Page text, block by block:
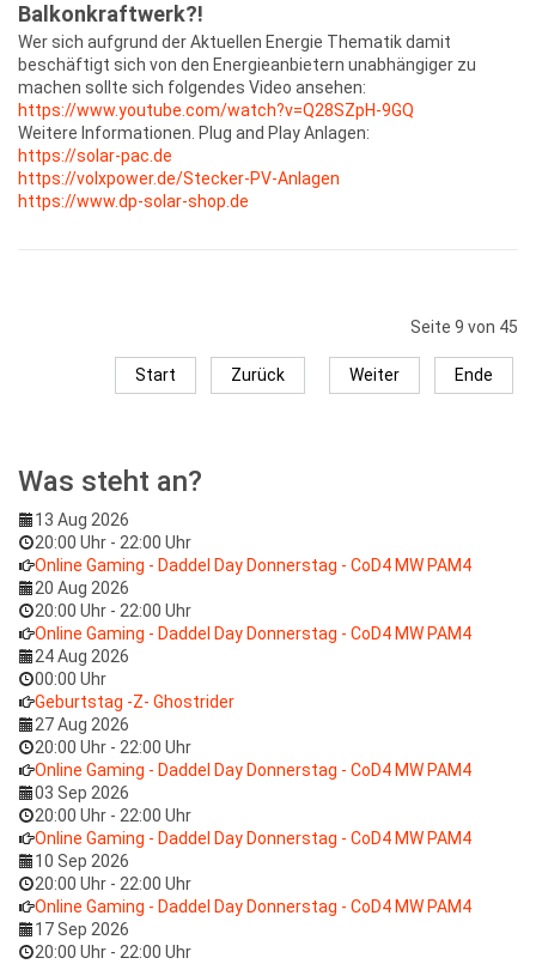
Balkonkraftwerk?!
Wer sich aufgrund der Aktuellen Energie Thematik damit
beschäftigt sich von den Energieanbietern unabhängiger zu
machen sollte sich folgendes Video ansehen:
https://www.youtube.com/watch?v=Q28SZpH-9GQ
Weitere Informationen. Plug and Play Anlagen:
https://solar-pac.de
https://volxpower.de/Stecker-PV-Anlagen
https://www.dp-solar-shop.de
Seite 9 von 45
Start Zurück Weiter Ende
Was steht an?
13 Aug 2026
20:00 Uhr - 22:00 Uhr
Online Gaming - Daddel Day Donnerstag - CoD4 MW PAM4
20 Aug 2026
20:00 Uhr - 22:00 Uhr
Online Gaming - Daddel Day Donnerstag - CoD4 MW PAM4
24 Aug 2026
00:00 Uhr
Geburtstag -Z- Ghostrider
27 Aug 2026
20:00 Uhr - 22:00 Uhr
Online Gaming - Daddel Day Donnerstag - CoD4 MW PAM4
03 Sep 2026
20:00 Uhr - 22:00 Uhr
Online Gaming - Daddel Day Donnerstag - CoD4 MW PAM4
10 Sep 2026
20:00 Uhr - 22:00 Uhr
Online Gaming - Daddel Day Donnerstag - CoD4 MW PAM4
17 Sep 2026
20:00 Uhr - 22:00 Uhr